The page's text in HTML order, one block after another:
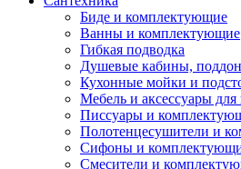
Биде и комплектующие
Ванны и комплектующие
Гибкая подводка
Душевые кабины,
Кухонные мойки и
Мебель и аксессуары
Писсуары и
Полотенцесушители и
Сифоны и
Смесители и